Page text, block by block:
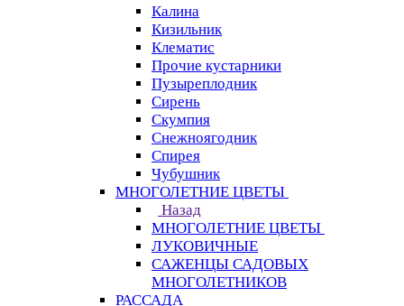
Калина
Кизильник
Клематис
Прочие кустарники
Пузыреплодник
Сирень
Скумпия
Снежноягодник
Спирея
Чубушник
МНОГОЛЕТНИЕ ЦВЕТЫ
Назад
МНОГОЛЕТНИЕ ЦВЕТЫ
ЛУКОВИЧНЫЕ
САЖЕНЦЫ САДОВЫХ
МНОГОЛЕТНИКОВ
РАССАДА